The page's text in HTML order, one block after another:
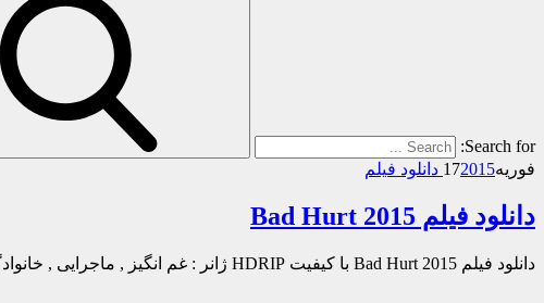
Search for:
فوریه
172015 دانلود فیلم
دانلود فیلم Bad Hurt 2015
دانلود فیلم Bad Hurt 2015 با کیفیت HDRIP ژانر : غم انگیز , ماجرایی , خانوادگی ۷٫۲/۱۰ از ۶۸ رای مدت زمان : ۱۰۰ دقیقه…